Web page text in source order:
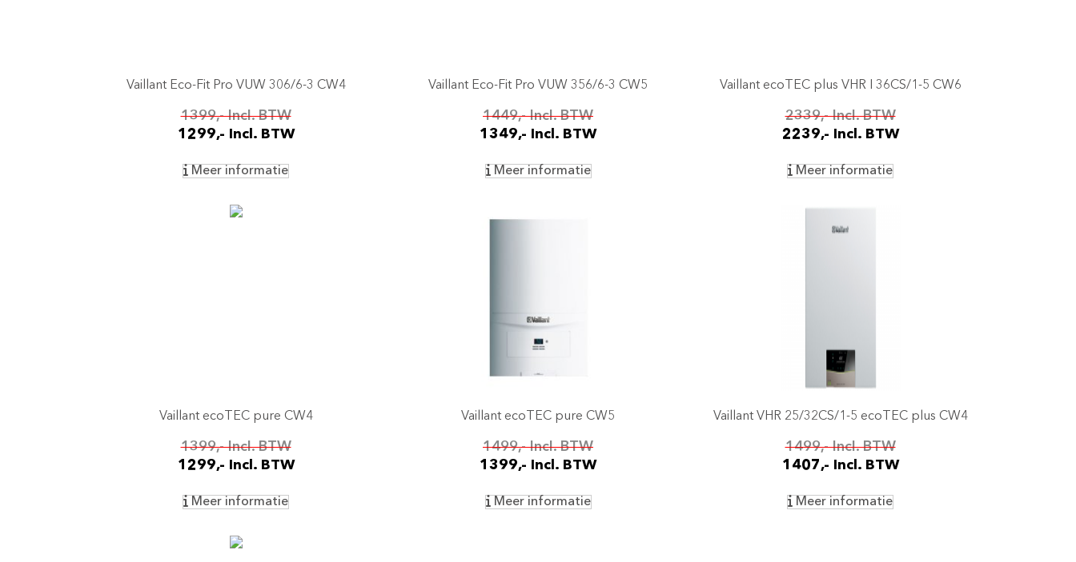
Vaillant Eco-Fit Pro VUW 306/6-3 CW4
1399,- Incl. BTW
1299,- Incl. BTW
Meer informatie
Vaillant Eco-Fit Pro VUW 356/6-3 CW5
1449,- Incl. BTW
1349,- Incl. BTW
Meer informatie
Vaillant ecoTEC plus VHR I 36CS/1-5 CW6
2339,- Incl. BTW
2239,- Incl. BTW
Meer informatie
Vaillant ecoTEC pure CW4
1399,- Incl. BTW
1299,- Incl. BTW
Meer informatie
Vaillant ecoTEC pure CW5
1499,- Incl. BTW
1399,- Incl. BTW
Meer informatie
Vaillant VHR 25/32CS/1-5 ecoTEC plus CW4
1499,- Incl. BTW
1407,- Incl. BTW
Meer informatie